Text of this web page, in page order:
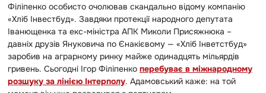
Філіпенко особисто очолював скандально відому компанію
«Хліб Інвестбуд». Завдяки протекції народного депутата
Іванющенка та екс-міністра АПК Миколи Присяжнюка –
давніх друзів Януковича по Єнакієвому — «Хліб Інветстбуд»
заробив на аграрному ринку майже одинадцять мільярдів
гривень. Сьогодні Ігор Філіпенко перебуває в міжнародному
розшуку за лінією Інтерполу. Адамовський каже: на той